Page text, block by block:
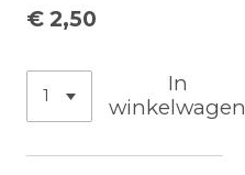
€ 2,50
In